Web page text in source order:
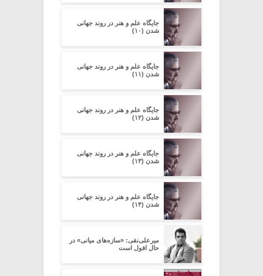
جایگاه علم و هنر در روند جهانی
شدن (۱۰)
جایگاه علم و هنر در روند جهانی
شدن (۱۱)
جایگاه علم و هنر در روند جهانی
شدن (۱۲)
جایگاه علم و هنر در روند جهانی
شدن (۱۳)
جایگاه علم و هنر در روند جهانی
شدن (۱۴)
میرعلی‌نقی: «سازه‌های میانی» در
حال افول است